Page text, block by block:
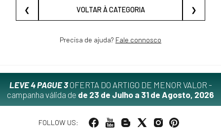
❮ VOLTAR À CATEGORIA ❯
Precisa de ajuda? Fale connosco
LEVE 4 PAGUE 3OFERTA DO ARTIGO DE MENOR VALOR -
campanha válida de de 23 de Julho a 31 de Agosto, 2026
FOLLOW US: